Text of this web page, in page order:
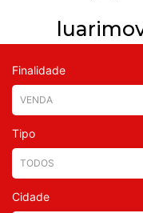
Finalidade
Tipo
Cidade